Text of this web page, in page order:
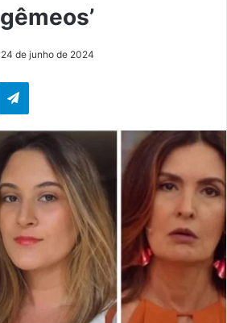
gêmeos’
24 de junho de 2024
Telegram